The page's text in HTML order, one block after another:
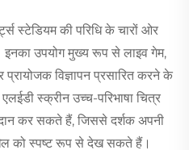
स्टेडियम की परिधि के चारों ओर
इनका उपयोग मुख्य रूप से लाइव गेम,
विज्ञापन प्रसारित करने के
स्क्रीन उच्च-परिभाषा चित्र
कर सकते हैं, जिससे दर्शक अपनी
को स्पष्ट रूप से देख सकते हैं।